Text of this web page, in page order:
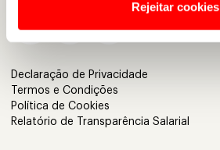
Rejeitar cookies
Declaração de Privacidade
Termos e Condições
Política de Cookies
Relatório de Transparência Salarial